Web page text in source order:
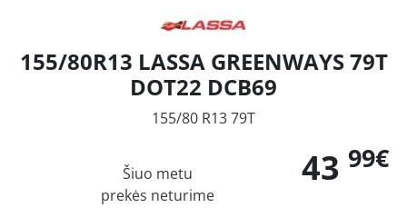
155/80R13 LASSA GREENWAYS 79T
DOT22 DCB69
155/80 R13 79T
43 99€
Šiuo metu
prekės neturime